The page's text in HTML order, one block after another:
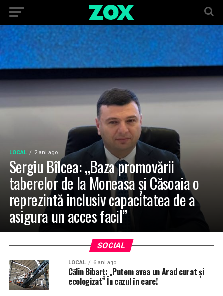
LOCAL 2 ani ago
Sergiu Bîlcea: „Baza promovării
taberelor de la Moneasa și Căsoaia o
reprezintă inclusiv capacitatea de a
asigura un acces facil”
SOCIAL
LOCAL 6 ani ago
Călin Bibarț: „Putem avea un Arad curat şi
ecologizat” În cazul în care!